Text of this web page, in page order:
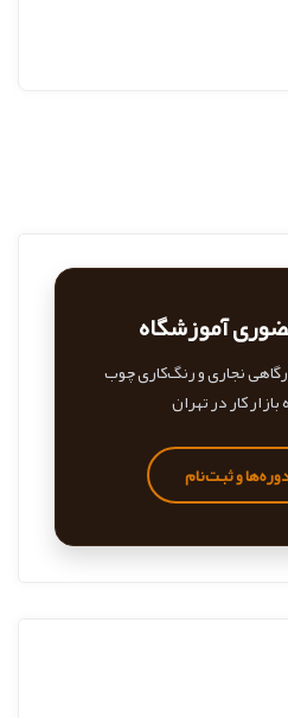
آموزشگاه
نجاری و رنگ‌کاری چوب
کار در تهران
و ثبت‌نام